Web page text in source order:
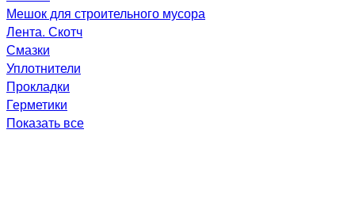
Мешок для строительного мусора
Лента. Скотч
Смазки
Уплотнители
Прокладки
Герметики
Показать все